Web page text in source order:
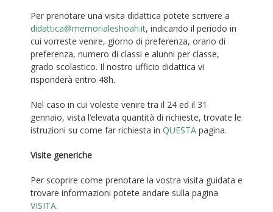
Per prenotare una visita didattica potete scrivere a
didattica@memorialeshoah.it, indicando il periodo in
cui vorreste venire, giorno di preferenza, orario di
preferenza, numero di classi e alunni per classe,
grado scolastico. Il nostro ufficio didattica vi
risponderà entro 48h.
Nel caso in cui voleste venire tra il 24 ed il 31
gennaio, vista l’elevata quantità di richieste, trovate le
istruzioni su come far richiesta in QUESTA pagina.
Visite generiche
Per scoprire come prenotare la vostra visita guidata e
trovare informazioni potete andare sulla pagina
VISITA.